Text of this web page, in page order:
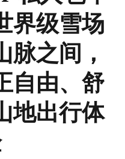
界级雪场
脉之间，
自由、舒
地出行体